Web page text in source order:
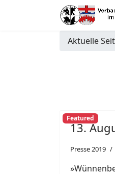
Aktuelle
Featured
13.
Presse 2019